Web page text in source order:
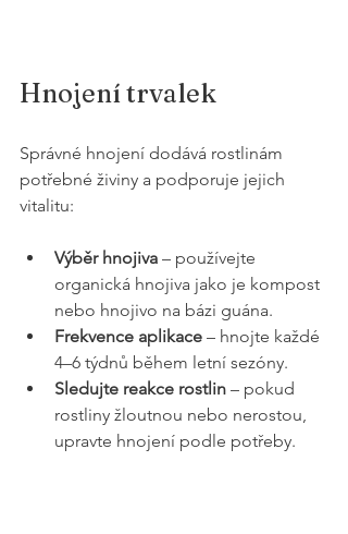
Hnojení trvalek
Správné hnojení dodává rostlinám
potřebné živiny a podporuje jejich
vitalitu:
Výběr hnojiva – používejte
organická hnojiva jako je kompost
nebo hnojivo na bázi guána.
Frekvence aplikace – hnojte každé
4–6 týdnů během letní sezóny.
Sledujte reakce rostlin – pokud
rostliny žloutnou nebo nerostou,
upravte hnojení podle potřeby.